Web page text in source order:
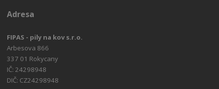
Adresa
FIPAS - pily na kov s.r.o.
Arbesova 866
337 01 Rokycany
IČ: 24298948
DIČ: CZ24298948